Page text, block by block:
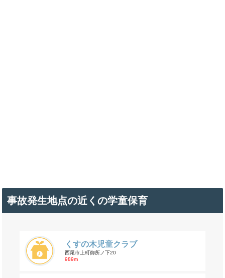
事故発生地点の近くの学童保育
くすの木児童クラブ
西尾市上町御所ノ下20
989m